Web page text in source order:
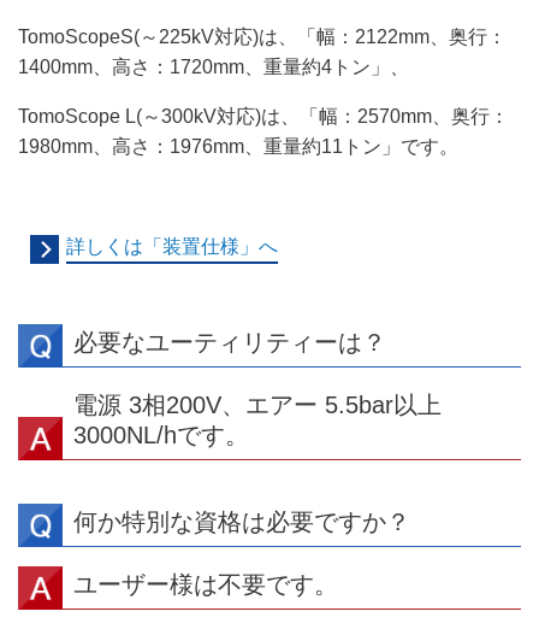
TomoScopeS(～225kV対応)は、「幅：2122mm、奥行：
1400mm、高さ：1720mm、重量約4トン」、
TomoScope L(～300kV対応)は、「幅：2570mm、奥行：
1980mm、高さ：1976mm、重量約11トン」です。
詳しくは「装置仕様」へ
必要なユーティリティーは？
電源 3相200V、エアー 5.5bar以上
3000NL/hです。
何か特別な資格は必要ですか？
ユーザー様は不要です。